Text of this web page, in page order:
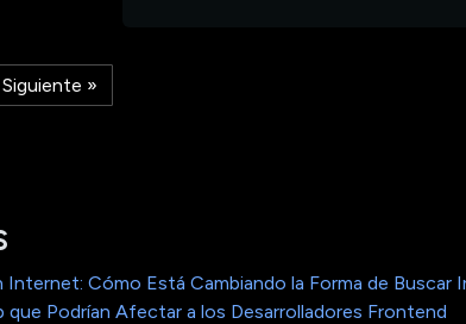
Siguiente »
Internet: Cómo Está Cambiando la Forma de Buscar
que Podrían Afectar a los Desarrolladores Frontend